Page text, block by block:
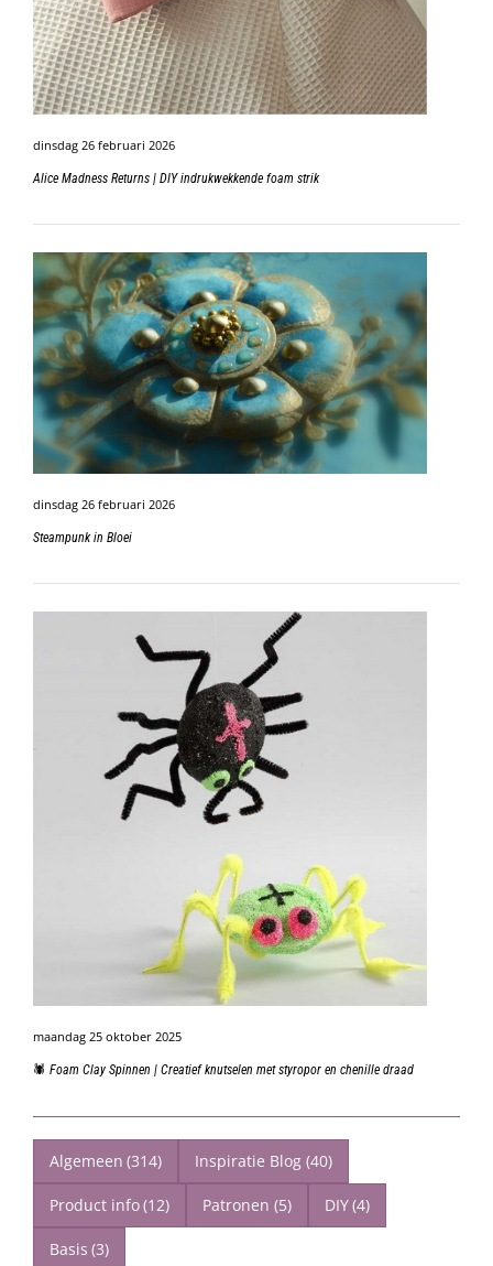
dinsdag 26 februari 2026
Alice Madness Returns | DIY indrukwekkende foam strik
dinsdag 26 februari 2026
Steampunk in Bloei
maandag 25 oktober 2025
🕷️ Foam Clay Spinnen | Creatief knutselen met styropor en chenille draad
Algemeen (314) Inspiratie Blog (40)
Product info(12) Patronen (5) DIY(4)
Basis (3)